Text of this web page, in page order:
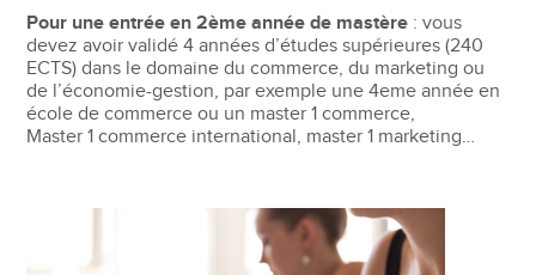
Pour une entrée en 2ème année de mastère : vous
devez avoir validé 4 années d’études supérieures (240
ECTS) dans le domaine du commerce, du marketing ou
de l’économie-gestion, par exemple une 4eme année en
école de commerce ou un master 1 commerce,
Master 1 commerce international, master 1 marketing…